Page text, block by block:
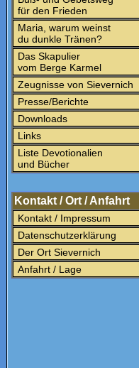
für den Frieden
Maria, warum weinst
du dunkle Tränen?
Das Skapulier
vom Berge Karmel
Zeugnisse von Sievernich
Presse/Berichte
Downloads
Links
Liste Devotionalien
und Bücher
Kontakt / Ort / Anfahrt
Kontakt / Impressum
Datenschutzerklärung
Der Ort Sievernich
Anfahrt / Lage